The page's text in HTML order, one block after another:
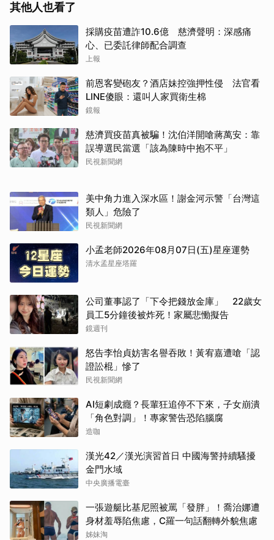
其他人也看了
採購疫苗遭詐10.6億 慈濟聲明：深感痛
心、已委託律師配合調查
上報
前恩客變砲友？酒店妹控強押性侵 法官看
LINE傻眼：還叫人家買衛生棉
鏡報
慈濟買疫苗真被騙！沈伯洋開嗆蔣萬安：靠
誤導選民當選「該為陳時中抱不平」
民視新聞網
美中角力進入深水區！謝金河示警「台灣這
類人」危險了
民視新聞網
小孟老師2026年08月07日(五)星座運勢
清水孟星座塔羅
公司董事認了「下令把錢放金庫」 22歲女
員工5分鐘後被炸死！家屬悲慟擬告
鏡週刊
怒告李怡貞妨害名譽吞敗！黃宥嘉遭嗆「認
證訟棍」慘了
民視新聞網
AI短劇成癮？長輩狂追停不下來，子女崩潰
「角色對調」！專家警告恐陷腦腐
造咖
漢光42／漢光演習首日 中國海警持續騷擾
金門水域
中央廣播電臺
一張遊艇比基尼照被罵「發胖」！喬治娜遭
身材羞辱陷焦慮，C羅一句話翻轉外貌焦慮
姊妹淘